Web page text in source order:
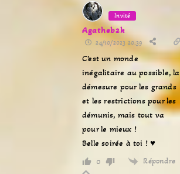
Invité
Agatheb2k
24/10/2023 20:39
C’est un monde
inégalitaire au possible, la
démesure pour les grands
et les restrictions pour les
démunis, mais tout va
pour le mieux !
Belle soirée à toi ! ♥
0 Répondre